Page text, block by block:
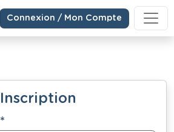
Connexion / Mon Compte
Inscription
*